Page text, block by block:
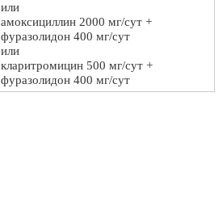
или
амоксициллин 2000 мг/сут +
фуразолидон 400 мг/сут
или
кларитромицин 500 мг/сут +
фуразолидон 400 мг/сут